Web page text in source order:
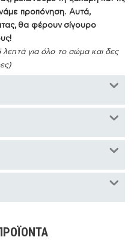
προπόνηση. Αυτά,
θα φέρουν σίγουρο
λεπτά για όλο το σώμα και δες